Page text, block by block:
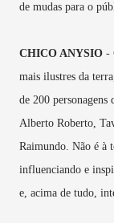
de mudas para o
CHICO ANYSIO -
mais ilustres da
de 200
Alberto Roberto,
Raimundo. Não é à
influenciando e
e, acima de tudo,